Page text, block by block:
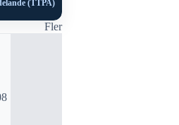
(TTPA)
Fler